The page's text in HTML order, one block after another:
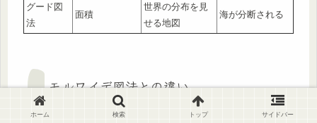
グード図
法
面積
世界の分布を見
せる地図
海が分断される
モルワイデ図法との違い
ホーム 検索 トップ サイドバー